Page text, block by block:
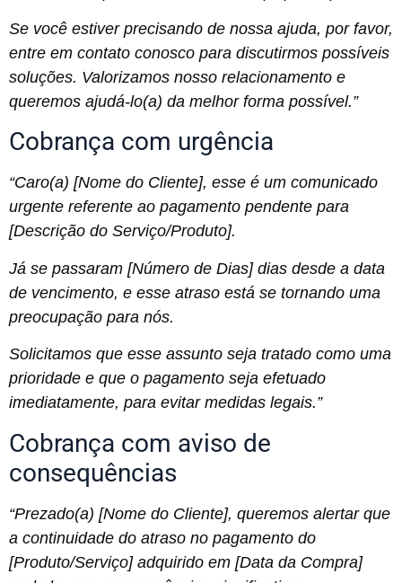
Se você estiver precisando de nossa ajuda, por favor,
entre em contato conosco para discutirmos possíveis
soluções. Valorizamos nosso relacionamento e
queremos ajudá-lo(a) da melhor forma possível.”
Cobrança com urgência
“Caro(a) [Nome do Cliente], esse é um comunicado
urgente referente ao pagamento pendente para
[Descrição do Serviço/Produto].
Já se passaram [Número de Dias] dias desde a data
de vencimento, e esse atraso está se tornando uma
preocupação para nós.
Solicitamos que esse assunto seja tratado como uma
prioridade e que o pagamento seja efetuado
imediatamente, para evitar medidas legais.”
Cobrança com aviso de
consequências
“Prezado(a) [Nome do Cliente], queremos alertar que
a continuidade do atraso no pagamento do
[Produto/Serviço] adquirido em [Data da Compra]